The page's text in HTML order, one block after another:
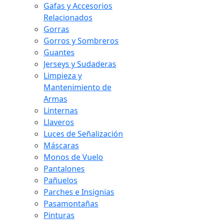
Gafas y Accesorios
Relacionados
Gorras
Gorros y Sombreros
Guantes
Jerseys y Sudaderas
Limpieza y
Mantenimiento de
Armas
Linternas
Llaveros
Luces de Señalización
Máscaras
Monos de Vuelo
Pantalones
Pañuelos
Parches e Insignias
Pasamontañas
Pinturas